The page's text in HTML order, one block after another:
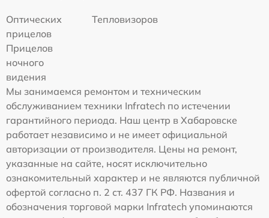
Оптических
прицелов
Тепловизоров
Прицелов
ночного
видения
Мы занимаемся ремонтом и техническим
обслуживанием техники Infratech по истечении
гарантийного периода. Наш центр в Хабаровске
работает независимо и не имеет официальной
авторизации от производителя. Цены на ремонт,
указанные на сайте, носят исключительно
ознакомительный характер и не являются публичной
офертой согласно п. 2 ст. 437 ГК РФ. Названия и
обозначения торговой марки Infratech упоминаются